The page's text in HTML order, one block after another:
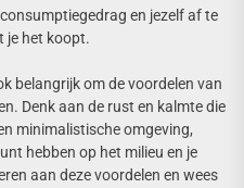
en jezelf af te
je het koopt.
belangrijk om de voordelen van
Denk aan de rust en kalmte die
minimalistische omgeving,
hebben op het milieu en je
aan deze voordelen en wees